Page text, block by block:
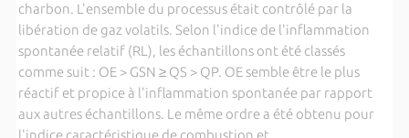
charbon. L'ensemble du processus était contrôlé par la
libération de gaz volatils. Selon l'indice de l'inflammation
spontanée relatif (RL), les échantillons ont été classés
comme suit : OE > GSN ≥ QS > QP. OE semble être le plus
réactif et propice à l'inflammation spontanée par rapport
aux autres échantillons. Le même ordre a été obtenu pour
l'indice caractéristique de combustion et,